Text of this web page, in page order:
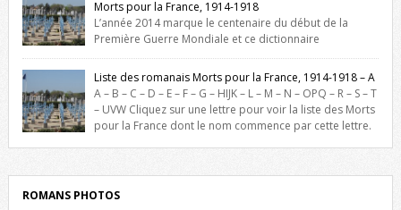
Morts pour la France, 1914-1918
L’année 2014 marque le centenaire du début de la
Première Guerre Mondiale et ce dictionnaire
biographique veut rendre hommage aux romanais Morts pour la
France durant ce conflit. La base de cette recherche historique est
constituée des noms gravés sur les plaques commémoratives de
l’Hôtel de Ville, du lycée du Dauphiné et du lycée Triboulet, […]
Liste des romanais Morts pour la France, 1914-1918 – A
A – B – C – D – E – F – G – HIJK – L – M – N – OPQ – R – S – T
– UVW Cliquez sur une lettre pour voir la liste des Morts
pour la France dont le nom commence par cette lettre.
ROMANS PHOTOS